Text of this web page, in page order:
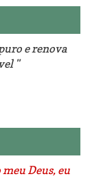
e renova
"
meu Deus, eu